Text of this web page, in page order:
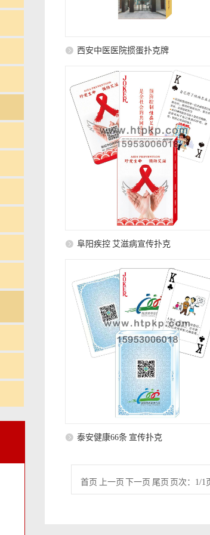
西安中医医院掼蛋扑克牌
阜阳疾控 艾滋病宣传扑克
泰安健康66条 宣传扑克
首页 上一页 下一页 尾页 页次：1/1